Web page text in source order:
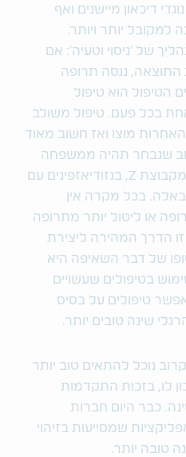
דיכאון מיישנים ואף
למקובל יותר ויותר.
של 'ניסוי וטעיה': אם
ננסה תרופה
הטיפול הוא טיפול
בכל פעם. טיפול משולב
מוצו ואז חשוב מאוד
שנבחר תהיה ממשפחה
אחרת, מלטונין עם תרופה מקבוצת Z, בנזודיאזפינים עם
באלה. בכל מקרה אין
או ליטול יותר מתרופה
הדרך המהירה ליצירת
של דבר השאיפה היא
בטיפולים שעשויים
טיפולים על בסיס
שינה טובים יותר.
נוכל להתאים טוב יותר
לו, בזכות התקדמות
כבר היום חברות
שמסייעות בזיהוי
טובה יותר.